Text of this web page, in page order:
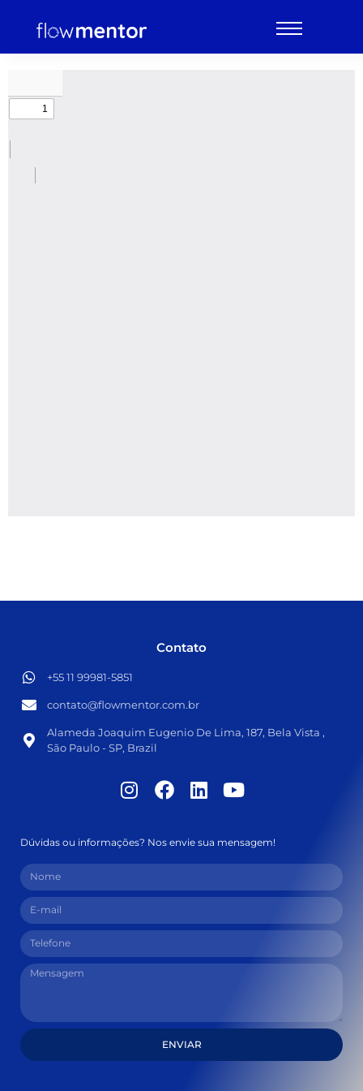
Contato
+55 11 99981-5851​
contato@flowmentor.com.br​
Alameda Joaquim Eugenio De Lima, 187, Bela Vista ,
São Paulo - SP, Brazil
Dúvidas ou informações? Nos envie sua mensagem!
ENVIAR